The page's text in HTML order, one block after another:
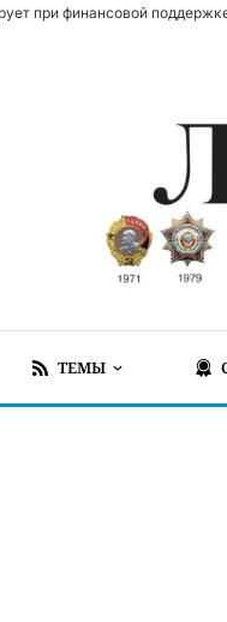
при финансовой
ТЕМЫ